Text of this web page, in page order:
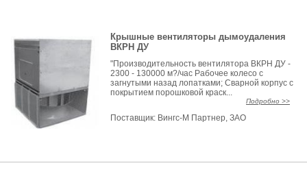
Крышные вентиляторы дымоудаления
ВКРН ДУ
"Производительность вентилятора ВКРН ДУ -
2300 - 130000 м?/час Рабочее колесо с
загнутыми назад лопатками; Сварной корпус с
покрытием порошковой краск...
Подробно >>
Поставщик: Вингс-М Партнер, ЗАО